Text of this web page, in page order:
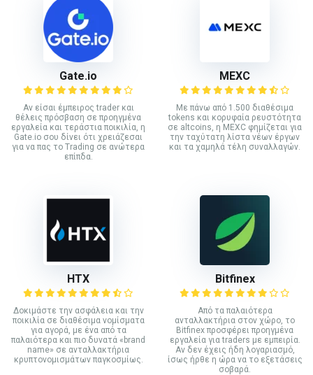
Gate.io
Αν είσαι έμπειρος trader και
θέλεις πρόσβαση σε προηγμένα
εργαλεία και τεράστια ποικιλία, η
Gate.io σου δίνει ότι χρειάζεσαι
για να πας το Trading σε ανώτερα
επίπδα.
MEXC
Με πάνω από 1.500 διαθέσιμα
tokens και κορυφαία ρευστότητα
σε altcoins, η MEXC φημίζεται για
την ταχύτατη λίστα νέων έργων
και τα χαμηλά τέλη συναλλαγών.
HTX
Δοκιμάστε την ασφάλεια και την
ποικιλία σε διαθέσιμα νομίσματα
για αγορά, με ένα από τα
παλαιότερα και πιο δυνατά «brand
name» σε ανταλλακτήρια
κρυπτονομισμάτων παγκοσμίως.
Bitfinex
Από τα παλαιότερα
ανταλλακτήρια στον χώρο, το
Bitfinex προσφέρει προηγμένα
εργαλεία για traders με εμπειρία.
Αν δεν έχεις ήδη λογαριασμό,
ίσως ήρθε η ώρα να το εξετάσεις
σοβαρά.